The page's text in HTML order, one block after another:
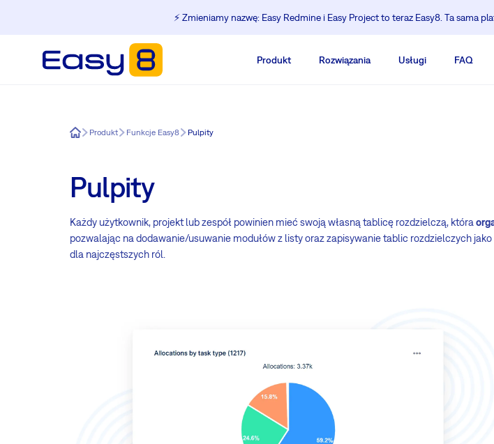
⚡️ Zmieniamy nazwę: Easy Redmine i Easy Project to teraz Easy8. Ta sama
Produkt Rozwiązania Usługi FAQ
Easy8Produkt Funkcje Easy8 Pulpity
Pulpity
Każdy użytkownik, projekt lub zespół powinien mieć swoją własną tablicę rozdzielczą, która
pozwalając na dodawanie/usuwanie modułów z listy oraz zapisywanie tablic rozdzielczych jako
dla najczęstszych ról.